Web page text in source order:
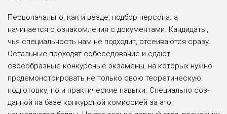
Первоначально, как и везде, под­бор персонала
начинается с озна­комления с документами. Кан­дидаты,
чья специальность нам не подходит, отсеиваются сразу.
Остальные проходят собеседование и сдают
своеобразные конкурсные экзамены, на которых нужно
проде­монстрировать не только свою тео­ретическую
подготовку, но и прак­тические навыки. Специально соз­
данной на базе конкурсной комис­сией за это